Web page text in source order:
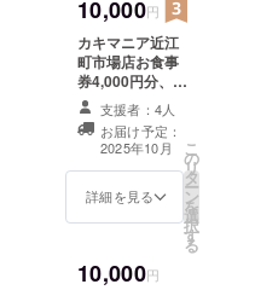
県七尾市
10,000円
カキマニア近江
町市場店お食事
券4,000円分、お
礼のメール 有効
期限：2025年11
月から2026年11
月末まで
支援者：4人
お届け予定：
2025年10月
詳細を見る
こ
の
リ
タ
ー
ン
を
選
択
す
る
10,000円